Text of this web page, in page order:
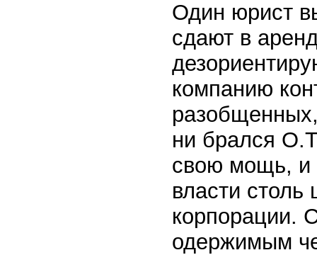
Один юрист
сдают в
компанию
ни брался
свою мощь, и
власти столь
корпорации.
одержимым